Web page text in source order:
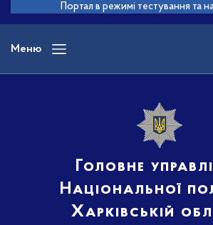
основного
вмісту
Портал в режимі тестування та
Меню
Головне
Національної
Харківській